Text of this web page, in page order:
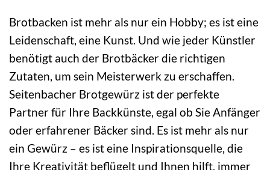
Brotbacken ist mehr als nur ein Hobby; es ist eine
Leidenschaft, eine Kunst. Und wie jeder Künstler
benötigt auch der Brotbäcker die richtigen
Zutaten, um sein Meisterwerk zu erschaffen.
Seitenbacher Brotgewürz ist der perfekte
Partner für Ihre Backkünste, egal ob Sie Anfänger
oder erfahrener Bäcker sind. Es ist mehr als nur
ein Gewürz – es ist eine Inspirationsquelle, die
Ihre Kreativität beflügelt und Ihnen hilft, immer